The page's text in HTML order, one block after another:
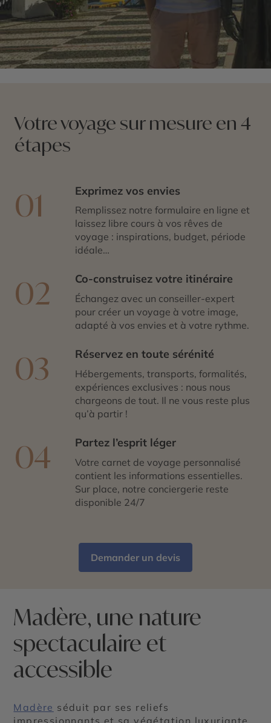
Votre voyage sur mesure en 4
étapes
01 Exprimez vos envies
Remplissez notre formulaire en ligne et
laissez libre cours à vos rêves de
voyage : inspirations, budget, période
idéale…
02 Co-construisez votre itinéraire
Échangez avec un conseiller-expert
pour créer un voyage à votre image,
adapté à vos envies et à votre rythme.
03 Réservez en toute sérénité
Hébergements, transports, formalités,
expériences exclusives : nous nous
chargeons de tout. Il ne vous reste plus
qu’à partir !
04 Partez l’esprit léger
Votre carnet de voyage personnalisé
contient les informations essentielles.
Sur place, notre conciergerie reste
disponible 24/7
Demander un devis
Madère, une nature
spectaculaire et
accessible
Madère séduit par ses reliefs
impressionnants et sa végétation luxuriante.